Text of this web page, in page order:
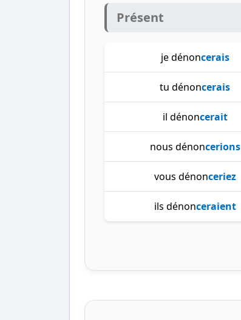
Présent
je dénoncerais
tu dénoncerais
il dénoncerait
nous dénoncerions
vous dénonceriez
ils dénonceraient